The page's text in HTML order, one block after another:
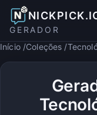
GERADOR
Início Coleções